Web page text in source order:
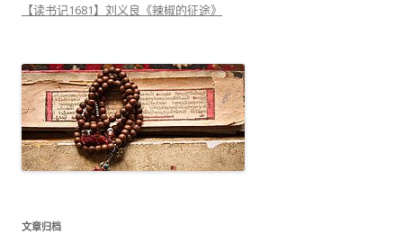
【读书记1681】刘义良《辣椒的征途》
文章归档